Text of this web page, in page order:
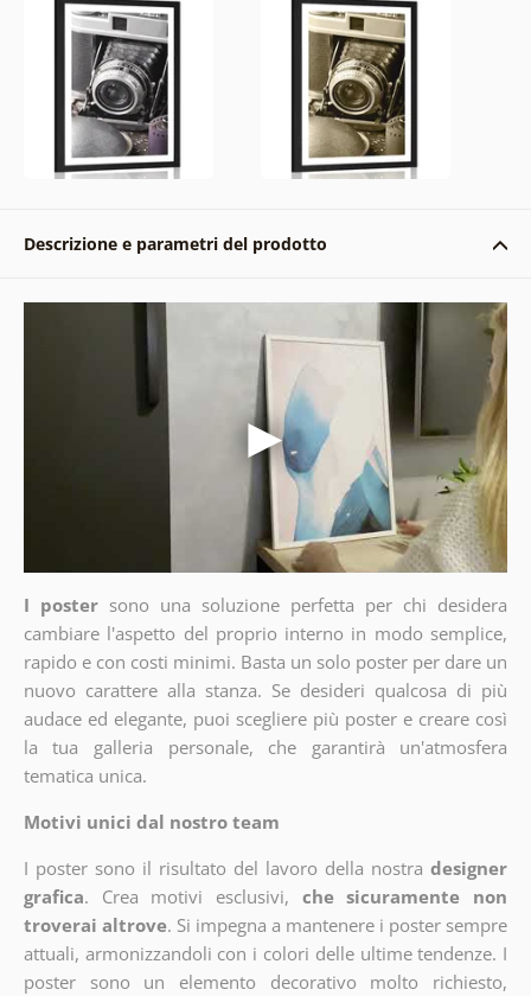
Descrizione e parametri del prodotto
I poster sono una soluzione perfetta per chi desidera
cambiare l'aspetto del proprio interno in modo semplice,
rapido e con costi minimi. Basta un solo poster per dare un
nuovo carattere alla stanza. Se desideri qualcosa di più
audace ed elegante, puoi scegliere più poster e creare così
la tua galleria personale, che garantirà un'atmosfera
tematica unica.
Motivi unici dal nostro team
I poster sono il risultato del lavoro della nostra designer
grafica. Crea motivi esclusivi, che sicuramente non
troverai altrove. Si impegna a mantenere i poster sempre
attuali, armonizzandoli con i colori delle ultime tendenze. I
poster sono un elemento decorativo molto richiesto,